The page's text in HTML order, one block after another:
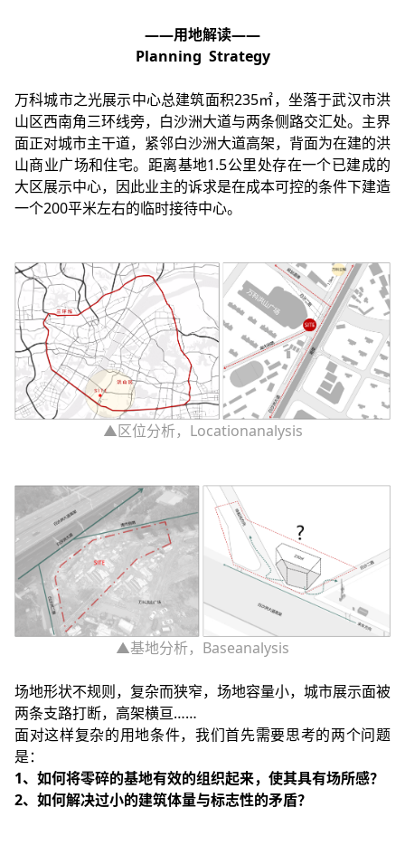
——用地解读——
Planning Strategy
万科城市之光展示中心总建筑面积235㎡，坐落于武汉市洪
山区西南角三环线旁，白沙洲大道与两条侧路交汇处。主界
面正对城市主干道，紧邻白沙洲大道高架，背面为在建的洪
山商业广场和住宅。距离基地1.5公里处存在一个已建成的
大区展示中心，因此业主的诉求是在成本可控的条件下建造
一个200平米左右的临时接待中心。
▲区位分析，Locationanalysis
▲基地分析，Baseanalysis
场地形状不规则，复杂而狭窄，场地容量小，城市展示面被
两条支路打断，高架横亘……
面对这样复杂的用地条件，我们首先需要思考的两个问题
是：
1、如何将零碎的基地有效的组织起来，使其具有场所感？
2、如何解决过小的建筑体量与标志性的矛盾？